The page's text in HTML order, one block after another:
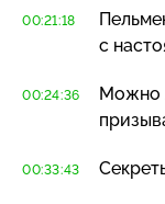
00:21:18
с
00:24:36
Можно
00:33:43